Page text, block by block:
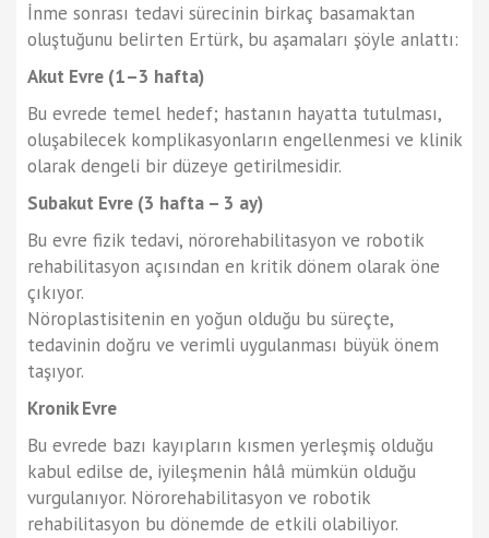
İnme sonrası tedavi sürecinin birkaç basamaktan
oluştuğunu belirten Ertürk, bu aşamaları şöyle anlattı:
Akut Evre (1–3 hafta)
Bu evrede temel hedef; hastanın hayatta tutulması,
oluşabilecek komplikasyonların engellenmesi ve klinik
olarak dengeli bir düzeye getirilmesidir.
Subakut Evre (3 hafta – 3 ay)
Bu evre fizik tedavi, nörorehabilitasyon ve robotik
rehabilitasyon açısından en kritik dönem olarak öne
çıkıyor.
Nöroplastisitenin en yoğun olduğu bu süreçte,
tedavinin doğru ve verimli uygulanması büyük önem
taşıyor.
Kronik Evre
Bu evrede bazı kayıpların kısmen yerleşmiş olduğu
kabul edilse de, iyileşmenin hâlâ mümkün olduğu
vurgulanıyor. Nörorehabilitasyon ve robotik
rehabilitasyon bu dönemde de etkili olabiliyor.